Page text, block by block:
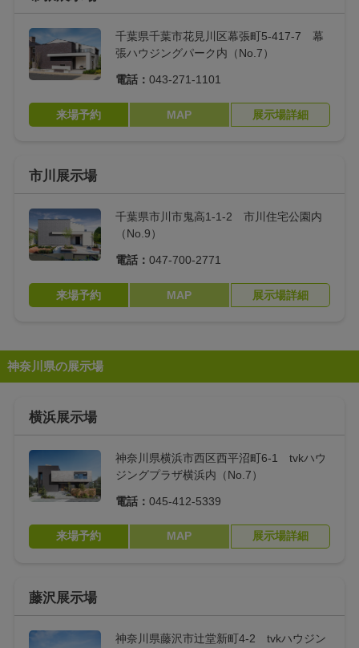
千葉県千葉市花見川区幕張町5-417-7 幕
張ハウジングパーク内（No.7）
電話： 043-271-1101
来場予約 MAP 展示場詳細
市川展示場
千葉県市川市鬼高1-1-2 市川住宅公園内
（No.9）
電話： 047-700-2771
来場予約 MAP 展示場詳細
神奈川県の展示場
横浜展示場
神奈川県横浜市西区西平沼町6-1 tvkハウ
ジングプラザ横浜内（No.7）
電話： 045-412-5339
来場予約 MAP 展示場詳細
藤沢展示場
神奈川県藤沢市辻堂新町4-2 tvkハウジン
勾配天井 パティオ
床暖房 大判タイル
室内タイル
キッチンの最新アイ セカンドリビング
ドライガーデン
洗機
天窓
選択をリセット
条件から探す